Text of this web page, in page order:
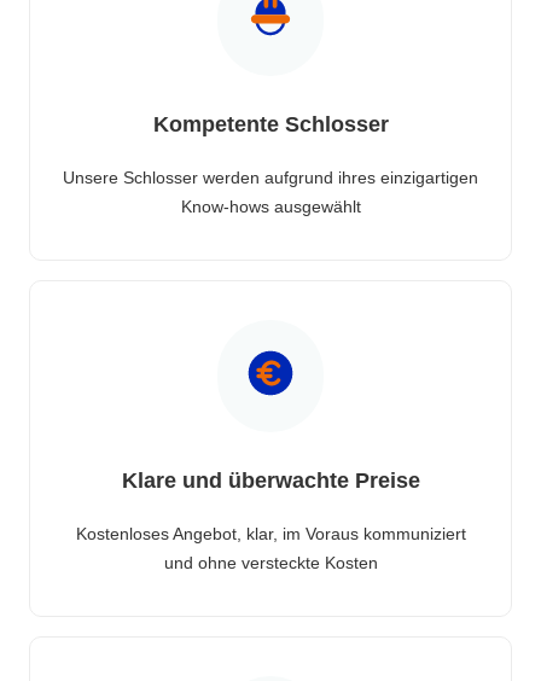
Kompetente Schlosser
Unsere Schlosser werden aufgrund ihres einzigartigen
Know-hows ausgewählt
Klare und überwachte Preise
Kostenloses Angebot, klar, im Voraus kommuniziert
und ohne versteckte Kosten